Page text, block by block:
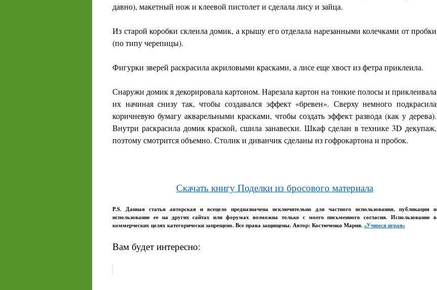
давно), макетный нож и клеевой пистолет и сделала лису и зайца.
Из старой коробки склеила домик, а крышу его отделала нарезанными колечками от пробки
(по типу черепицы).
Фигурки зверей раскрасила акриловыми красками, а лисе еще хвост из фетра приклеила.
Снаружи домик я декорировала картоном. Нарезала картон на тонкие полосы и приклеивала
их начиная снизу так, чтобы создавался эффект «бревен». Сверху немного подкрасила
коричневую бумагу акварельными красками, чтобы создать эффект развода (как у дерева).
Внутри раскрасила домик краской, сшила занавески. Шкаф сделан в технике 3D декупаж,
поэтому смотрится объемно. Столик и диванчик сделаны из гофрокартона и пробок.
Скачать книгу Поделки из бросового материала
P.S. Данная статья авторская и всецело предназначена исключительно для частного использования, публикация и
использование ее на других сайтах или форумах возможна только с моего письменного согласия. Использование в
коммерческих целях категорически запрещено. Все права защищены. Автор: Костюченко Мария. «Учимся играя»
Вам будет интересно: